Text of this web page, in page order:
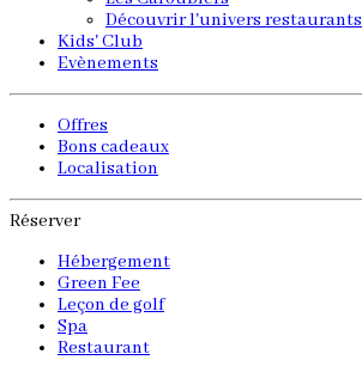
Découvrir l'univers restaurants
Kids' Club
Evènements
Offres
Bons cadeaux
Localisation
Réserver
Hébergement
Green Fee
Leçon de golf
Spa
Restaurant